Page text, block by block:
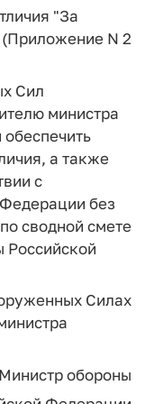
"За
N 2
Сил
министра
а также
с
без
сводной смете
Российской
Силах
Министр обороны